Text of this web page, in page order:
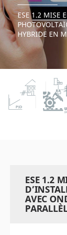
ESE 1.2 MISE
HYBRIDE EN
ESE 1.2
AVEC